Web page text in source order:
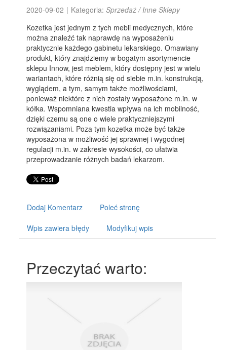
2020-09-02 | Kategoria:Sprzedaż / Inne Sklepy
Kozetka jest jednym z tych mebli medycznych, które
można znaleźć tak naprawdę na wyposażeniu
praktycznie każdego gabinetu lekarskiego. Omawiany
produkt, który znajdziemy w bogatym asortymencie
sklepu Innow, jest meblem, który dostępny jest w wielu
wariantach, które różnią się od siebie m.in. konstrukcją,
wyglądem, a tym, samym także możliwościami,
ponieważ niektóre z nich zostały wyposażone m.in. w
kółka. Wspomniana kwestia wpływa na ich mobilność,
dzięki czemu są one o wiele praktyczniejszymi
rozwiązaniami. Poza tym kozetka może być także
wyposażona w możliwość jej sprawnej i wygodnej
regulacji m.in. w zakresie wysokości, co ułatwia
przeprowadzanie różnych badań lekarzom.
Dodaj Komentarz Poleć stronę
Wpis zawiera błędy Modyfikuj wpis
Przeczytać warto: